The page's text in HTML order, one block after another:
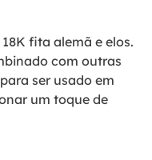
fita alemã e elos.
com outras
ser usado em
um toque de